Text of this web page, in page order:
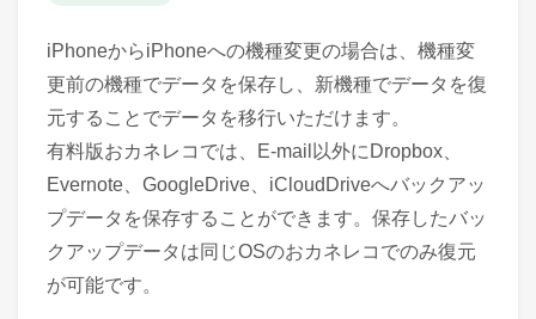
iPhoneからiPhoneへの機種変更の場合は、機種変
更前の機種でデータを保存し、新機種でデータを復
元することでデータを移行いただけます。
有料版おカネレコでは、E-mail以外にDropbox、
Evernote、GoogleDrive、iCloudDriveへバックアッ
プデータを保存することができます。保存したバッ
クアップデータは同じOSのおカネレコでのみ復元
が可能です。